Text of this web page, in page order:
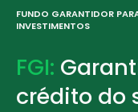
FUNDO GARANTIDOR
INVESTIMENTOS
FGI:
crédito do